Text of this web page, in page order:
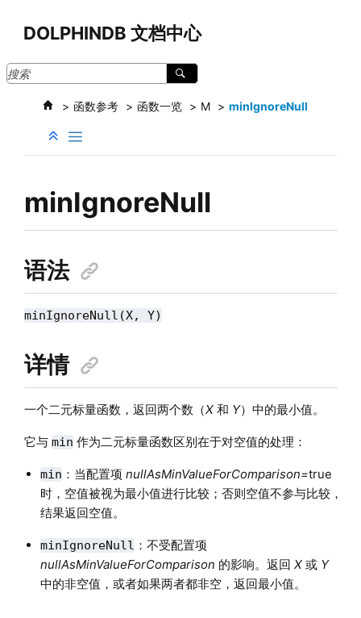
DOLPHINDB 文档中心
函数参考 函数一览 M minIgnoreNull
minIgnoreNull
语法
minIgnoreNull(X, Y)
详情
一个二元标量函数，返回两个数（X和 Y）中的最小值。
它与 min 作为二元标量函数区别在于对空值的处理：
min ：当配置项 nullAsMinValueForComparison=true
时，空值被视为最小值进行比较；否则空值不参与比较，
结果返回空值。
minIgnoreNull ：不受配置项
nullAsMinValueForComparison 的影响。返回 X或 Y
中的非空值，或者如果两者都非空，返回最小值。